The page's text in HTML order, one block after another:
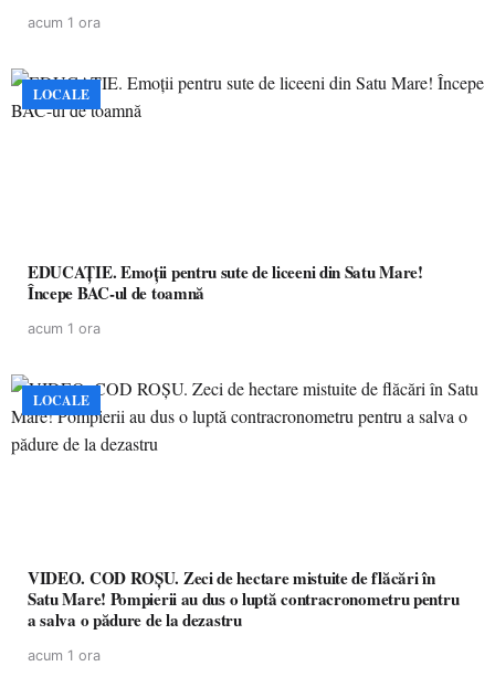
acum 1 ora
LOCALE
EDUCAȚIE. Emoții pentru sute de liceeni din Satu Mare!
Începe BAC-ul de toamnă
acum 1 ora
LOCALE
VIDEO. COD ROȘU. Zeci de hectare mistuite de flăcări în
Satu Mare! Pompierii au dus o luptă contracronometru pentru
a salva o pădure de la dezastru
acum 1 ora